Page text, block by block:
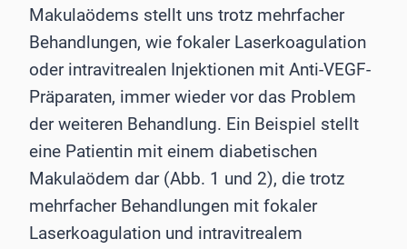
Makulaödems stellt uns trotz mehrfacher
Behandlungen, wie fokaler Laserkoagulation
oder intravitrealen Injektionen mit Anti-VEGF-
Präparaten, immer wieder vor das Problem
der weiteren Behandlung. Ein Beispiel stellt
eine Patientin mit einem diabetischen
Makulaödem dar (Abb. 1 und 2), die trotz
mehrfacher Behandlungen mit fokaler
Laserkoagulation und intravitrealem